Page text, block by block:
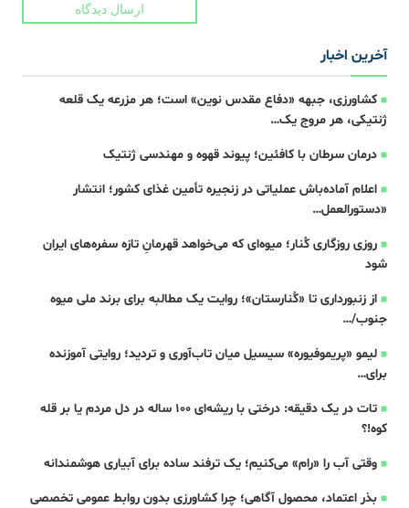
ارسال دیدگاه
آخرین اخبار
کشاورزی، جبهه‌ «دفاع مقدس نوین» است؛ هر مزرعه یک قلعه‌
ژنتیکی، هر مروج یک…
درمان سرطان با کافئین؛ پیوند قهوه و مهندسی ژنتیک
اعلام آماده‌باش عملیاتی در زنجیره تأمین غذای کشور؛ انتشار
«دستورالعمل…
روزی روزگاری کُنار؛ میوه‌ای که می‌خواهد قهرمانِ تازه‌ سفره‌های ایران
شود
از زنبورداری تا «کُنارستان»؛ روایت یک مطالبه برای برند ملی میوه
جنوب/…
لیمو «پریموفیوره» سیسیل میان تاب‌آوری و تردید؛ روایتی آموزنده
برای…
تات در یک دقیقه: درختی با ریشه‌ای ۱۰۰ ساله در دل مردم یا بر قله
کوه!؟
وقتی آب را «رام» می‌کنیم؛ یک ترفند ساده برای آبیاری هوشمندانه
بذر اعتماد، محصول آگاهی؛ چرا کشاورزی بدون روابط عمومی تخصصی